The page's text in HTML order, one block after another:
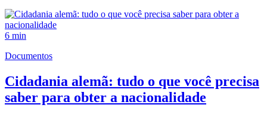
6 min
Documentos
Cidadania alemã: tudo o que você precisa
saber para obter a nacionalidade